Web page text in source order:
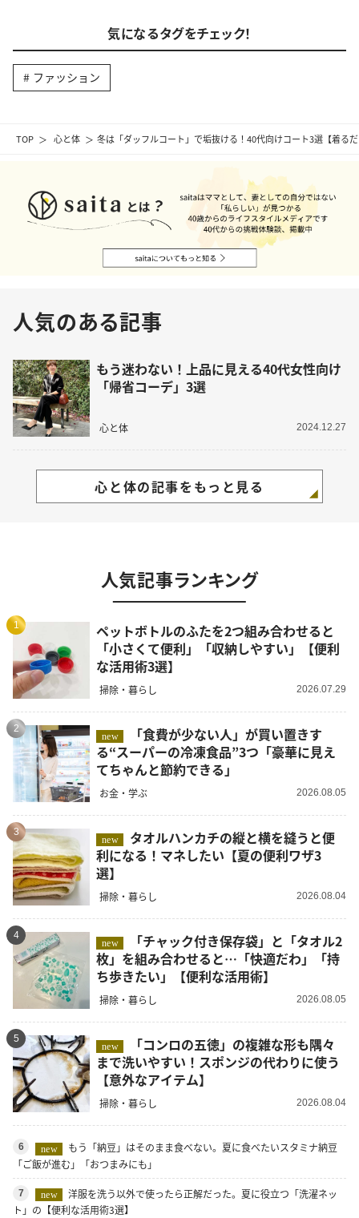
TOP 心と体 冬は「ダッフルコート」で垢抜ける！40代向けコート3選【着る
気になるタグをチェック！
ファッション
人気のある記事
もう迷わない！上品に見える40代女性向け
「帰省コーデ」3選
心と体 2024.12.27
心と体の記事をもっと見る
人気記事ランキング
1
ペットボトルのふたを2つ組み合わせると
「小さくて便利」「収納しやすい」【便利
な活用術3選】
掃除・暮らし 2026.07.29
2
new
る“スーパーの冷凍食品”3つ「豪華に見え
てちゃんと節約できる」
お金・学ぶ 2026.08.05
3
new
利になる！マネしたい【夏の便利ワザ3
選】
掃除・暮らし 2026.08.04
4
new
枚」を組み合わせると…「快適だわ」「持
ち歩きたい」【便利な活用術】
掃除・暮らし 2026.08.05
5
new
まで洗いやすい！スポンジの代わりに使う
【意外なアイテム】
掃除・暮らし 2026.08.04
6 new
もう「納豆」はそのまま食べない。夏に食べたいスタミナ納豆
「ご飯が進む」「おつまみにも」
7 new
洋服を洗う以外で使ったら正解だった。夏に役立つ「洗濯ネッ
ト」の【便利な活用術3選】